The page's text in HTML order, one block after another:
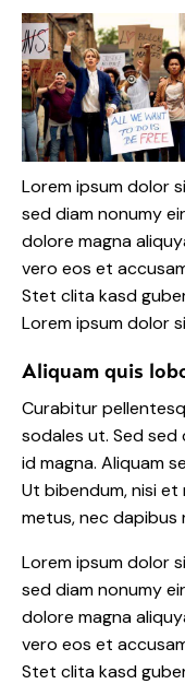
Lorem ipsum dolor
sed diam nonumy
dolore magna
vero eos et
Stet clita kasd
Lorem ipsum dolor
Aliquam quis
Curabitur
sodales ut. Sed
id magna. Aliquam
Ut bibendum, nisi
metus, nec dapibus
Lorem ipsum dolor
sed diam nonumy
dolore magna
vero eos et
Stet clita kasd